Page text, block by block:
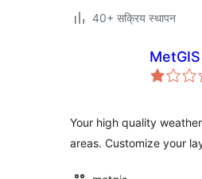
40+ सक्रिय स्थापन
Your high quality
areas. Customize your